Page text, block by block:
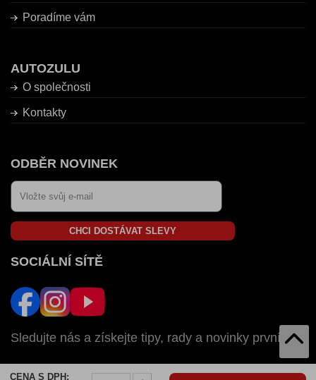
CENA S DPH:
Poradíme vám
AUTOZULU
O společnosti
Kontakty
ODBĚR NOVINEK
CHCI DOSTÁVAT SLEVY
SOCIÁLNÍ SÍTĚ
Sledujte nás a získejte tipy, rady a novinky první